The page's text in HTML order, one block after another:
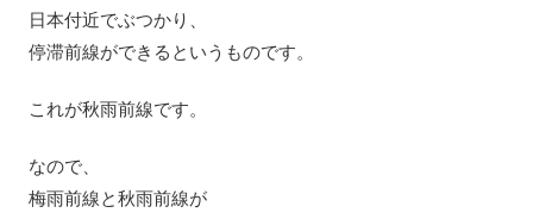
日本付近でぶつかり、
停滞前線ができるというものです。
これが秋雨前線です。
なので、
梅雨前線と秋雨前線が